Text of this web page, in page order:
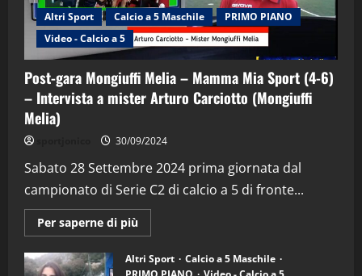
Altri Sport Calcio a 5 Maschile
PRIMO PIANO
Video - Calcio a 5
Post-gara Mongiuffi Melia – Mamma Mia Sport (4-6)
– Intervista a mister Arturo Carciotto (Mongiuffi
Melia)
30/09/2024
Sabato 28 Settembre 2024 prima giornata dal
campionato di Serie C2 di calcio a 5 di fronte...
Per saperne di più
informazioni
Post-
gara
Altri Sport
Calcio a 5 Maschile
2
“SportEmpire” in Podcast: 29^ Puntata
(Martedi 28 Aprile 2026)
28/04/2026
"SportEmpire" in Podcast
“SportEmpire” in Podcast: 28^ Puntata